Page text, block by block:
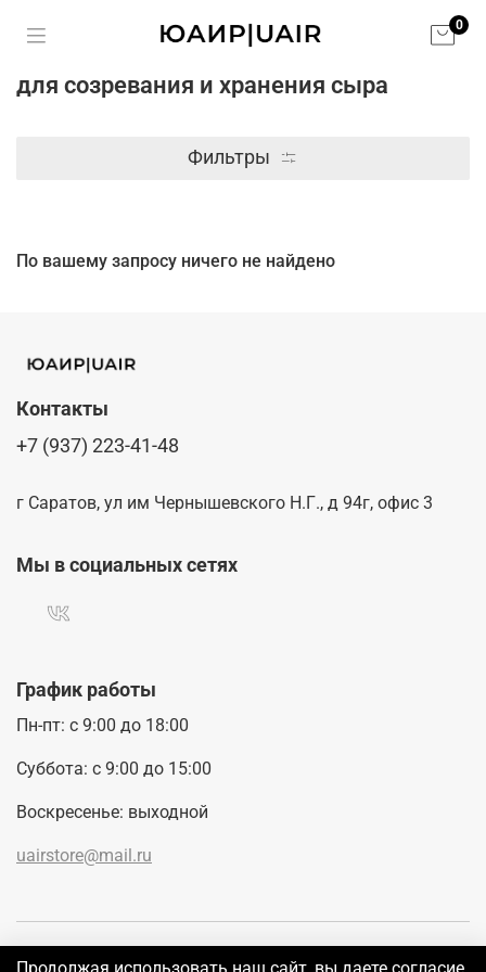
0
для созревания и хранения сыра
Фильтры
По вашему запросу ничего не найдено
График работы
Пн-пт: с 9:00 до 18:00
Суббота: с 9:00 до 15:00
Воскресенье: выходной
uairstore@mail.ru
Контакты
+7 (937) 223-41-48
г Саратов, ул им Чернышевского Н.Г., д 94г, офис 3
Мы в социальных сетях